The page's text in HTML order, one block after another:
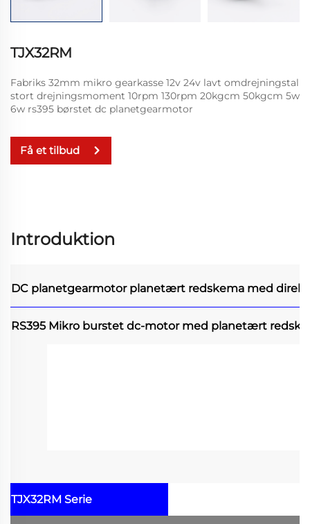
TJX32RM
Fabriks 32mm mikro gearkasse 12v 24v lavt omdrejningstal
stort drejningsmoment 10rpm 130rpm 20kgcm 50kgcm 5w
6w rs395 børstet dc planetgearmotor
Få et tilbud
Introduktion
DC planetgearmotor planetært redskema med
RS395 Mikro burstet dc-motor med planetært
TJX32RM Serie